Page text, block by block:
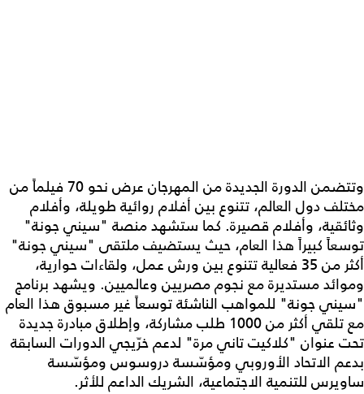
وتتضمن الدورة الجديدة من المهرجان عرض نحو 70 فيلماً من
مختلف دول العالم، تتنوع بين أفلام روائية طويلة، وأفلام
وثائقية، وأفلام قصيرة. كما ستشهد منصة "سيني جونة"
توسعاً كبيراً هذا العام، حيث يستضيف ملتقى "سيني جونة"
أكثر من 35 فعالية تتنوع بين ورش عمل، ولقاءات حوارية،
وموائد مستديرة مع نجوم مصريين وعالميين. ويشهد برنامج
"سيني جونة" للمواهب الناشئة توسعاً غير مسبوق هذا العام
مع تلقي أكثر من 1000 طلب مشاركة، وإطلاق مبادرة جديدة
تحت عنوان "كلاكيت تاني مرة" لدعم خرّيجي الدورات السابقة
بدعم الاتحاد الأوروبي ومؤسّسة دروسوس ومؤسّسة
ساويرس للتنمية الاجتماعية، الشريك الداعم للأثر.